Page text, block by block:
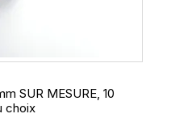
SUR MESURE, 10
choix